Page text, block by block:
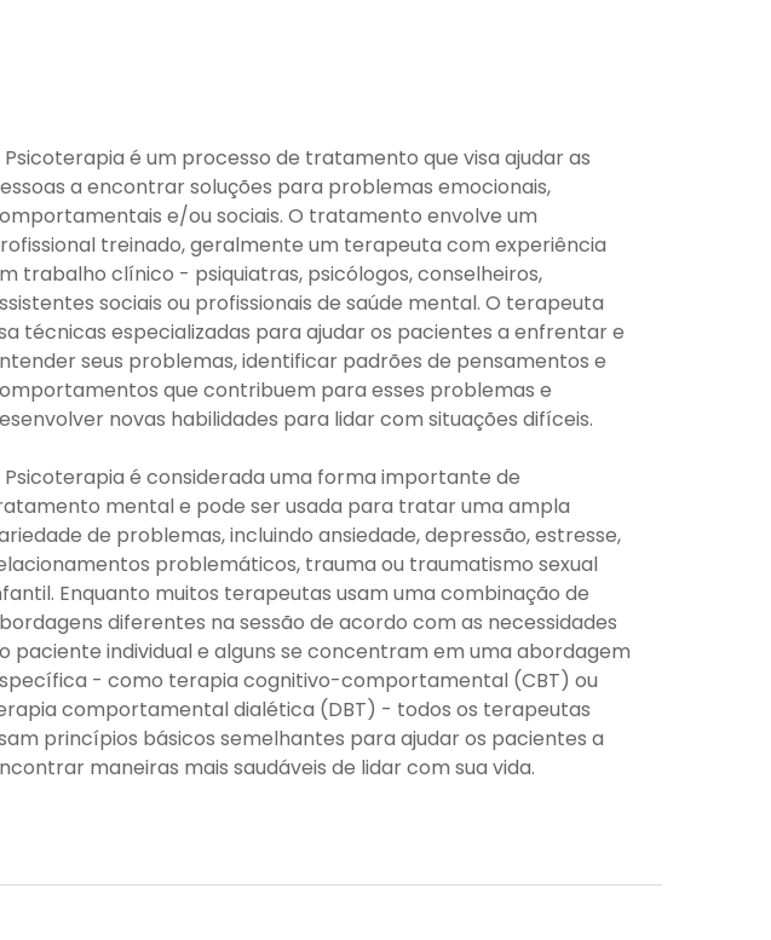
Psicoterapia é um processo de tratamento que visa ajudar as
a encontrar soluções para problemas emocionais,
e/ou sociais. O tratamento envolve um
treinado, geralmente um terapeuta com experiência
trabalho clínico - psiquiatras, psicólogos, conselheiros,
sociais ou profissionais de saúde mental. O terapeuta
técnicas especializadas para ajudar os pacientes a enfrentar e
seus problemas, identificar padrões de pensamentos e
que contribuem para esses problemas e
novas habilidades para lidar com situações difíceis.
Psicoterapia é considerada uma forma importante de
mental e pode ser usada para tratar uma ampla
de problemas, incluindo ansiedade, depressão, estresse,
problemáticos, trauma ou traumatismo sexual
Enquanto muitos terapeutas usam uma combinação de
diferentes na sessão de acordo com as necessidades
paciente individual e alguns se concentram em uma abordagem
- como terapia cognitivo-comportamental (CBT) ou
comportamental dialética (DBT) - todos os terapeutas
princípios básicos semelhantes para ajudar os pacientes a
maneiras mais saudáveis ​​de lidar com sua vida.